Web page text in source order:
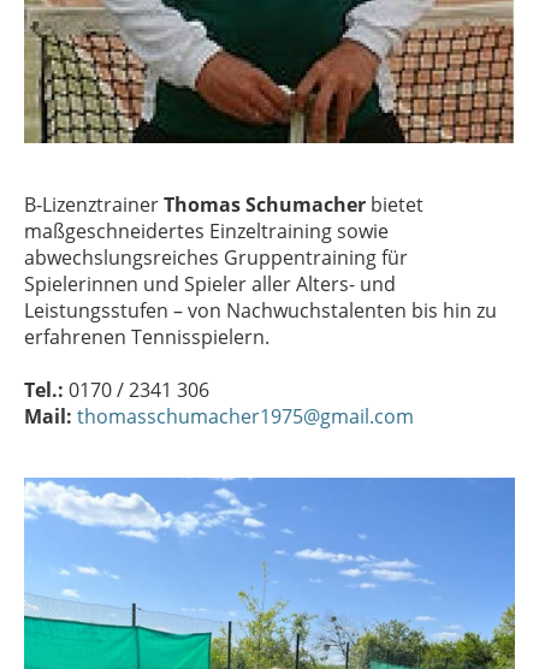
B-LizenztrainerThomas Schumacher bietet
maßgeschneidertes Einzeltraining sowie
abwechslungsreiches Gruppentraining für
Spielerinnen und Spieler aller Alters- und
Leistungsstufen – von Nachwuchstalenten bis hin zu
erfahrenen Tennisspielern.
Tel.: 0170 / 2341 306
Mail: thomasschumacher1975@gmail.com